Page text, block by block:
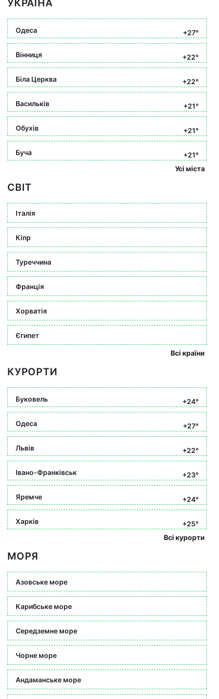
УКРАЇНА
Одеса +27°
Вінниця +22°
Біла Церква +22°
Васильків +21°
Обухів +21°
Буча
+21°
Усі міста
СВІТ
Італія
Кіпр
Туреччина
Франція
Хорватія
Єгипет
Всі країни
КУРОРТИ
Буковель +24°
Одеса +27°
Львів +22°
Івано-Франківськ +23°
Яремче +24°
Харків
+25°
Всі курорти
МОРЯ
Азовське море
Карибське море
Середземне море
Чорне море
Андаманське море